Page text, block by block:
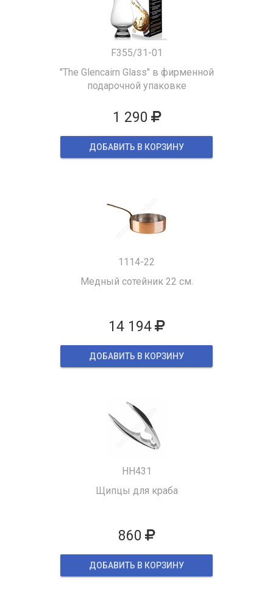
F355/31-01
"The Glencairn Glass" в фирменной
подарочной упаковке
1 290
ДОБАВИТЬ В КОРЗИНУ
1114-22
Медный сотейник 22 см.
14 194
ДОБАВИТЬ В КОРЗИНУ
HH431
Щипцы для краба
860
ДОБАВИТЬ В КОРЗИНУ